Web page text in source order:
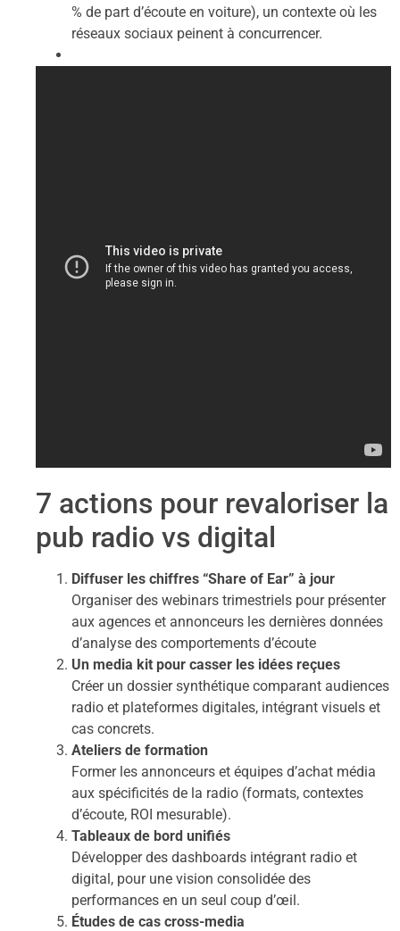
% de part d’écoute en voiture), un contexte où les
réseaux sociaux peinent à concurrencer.
7 actions pour revaloriser la
pub radio vs digital
Diffuser les chiffres “Share of Ear” à jour
Organiser des webinars trimestriels pour présenter
aux agences et annonceurs les dernières données
d’analyse des comportements d’écoute
Un media kit pour casser les idées reçues
Créer un dossier synthétique comparant audiences
radio et plateformes digitales, intégrant visuels et
cas concrets.
Ateliers de formation
Former les annonceurs et équipes d’achat média
aux spécificités de la radio (formats, contextes
d’écoute, ROI mesurable).
Tableaux de bord unifiés
Développer des dashboards intégrant radio et
digital, pour une vision consolidée des
performances en un seul coup d’œil.
Études de cas cross-media